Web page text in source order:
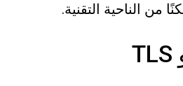
من الناحية التقنية.